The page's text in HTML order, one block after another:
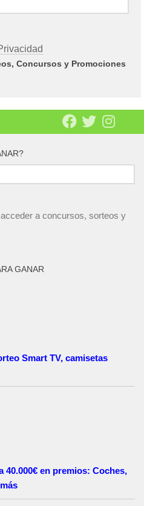
Concursos y Promociones
a concursos, sorteos y
GANAR
Smart TV, camisetas
40.000€ en premios: Coches,